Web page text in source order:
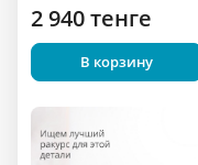
2 940 тенге
В корзину